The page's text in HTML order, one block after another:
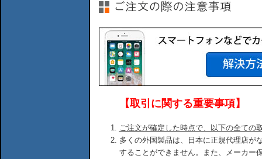
【取引に関する重要事項】
ご注文が確定した時点で、以下の全ての
多くの外国製品は、日本に正規代理店が
することができません。また、メーカー